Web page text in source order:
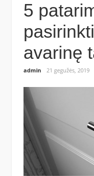
5
avarinę
admin 21 gegužės, 2019